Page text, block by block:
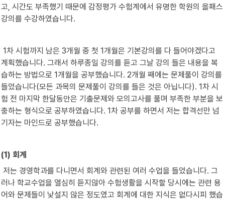
고, 시간도 부족했기 때문에 감정평가 수험계에서 유명한 학원의 올패스
강의를 수강하였습니다.
계획했습니다. 그래서 하루종일 강의를 듣고 그날 강의 들은 내용을 복
습하는 방법으로 1개월을 공부했습니다. 2개월 째에는 문제풀이 강의를
들었습니다(모든 과목의 문제풀이 강의를 들은 것은 아닙니다). 1차 시
험 전 마지막 한달동안은 기출문제와 모의고사를 풀며 부족한 부분을 보
충하는 형식으로 공부하였습니다. 1차 공부를 하면서 저는 합격선만 넘
기자는 마인드로 공부했습니다.
(1) 회계
러나 학교수업을 열심히 듣지않아 수험생활을 시작할 당시에는 관련 용
어와 문제들이 낯설지 않은 정도였고 회계에 대한 지식은 없다시피 했습